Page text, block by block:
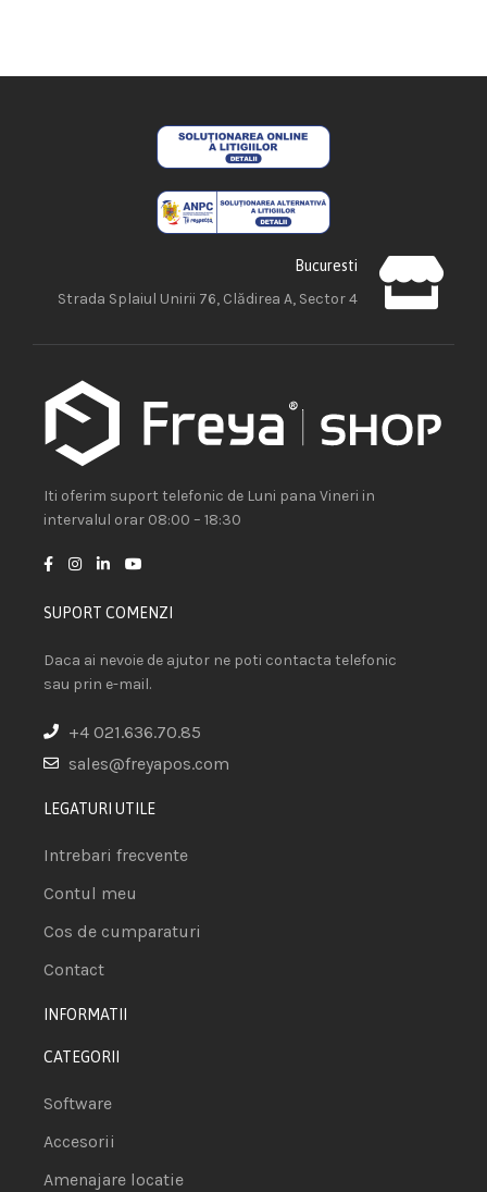
Bucuresti
Strada Splaiul Unirii 76, Clădirea A, Sector 4
Iti oferim suport telefonic de Luni pana Vineri in
intervalul orar 08:00 – 18:30
SUPORT COMENZI
Daca ai nevoie de ajutor ne poti contacta telefonic
sau prin e-mail.
+4 021.636.70.85
sales@freyapos.com
LEGATURI UTILE
Intrebari frecvente
Contul meu
Cos de cumparaturi
Contact
INFORMATII
CATEGORII
Software
Accesorii
Amenajare locatie